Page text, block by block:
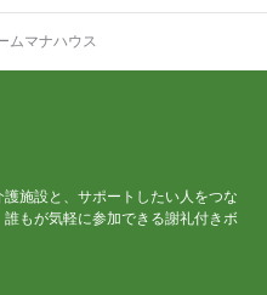
ムマナハウス
施設と、サポートしたい人をつな
もが気軽に参加できる謝礼付きボ